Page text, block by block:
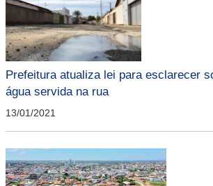
Prefeitura atualiza lei para esclarecer
água servida na rua
13/01/2021